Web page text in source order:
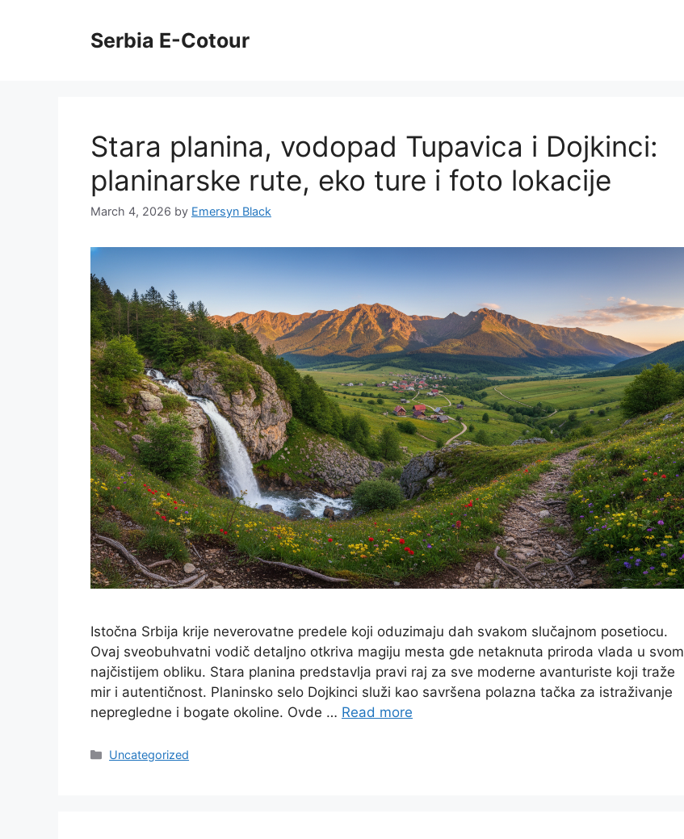
Serbia E-Cotour
Stara planina, vodopad Tupavica i Dojkinci:
planinarske rute, eko ture i foto lokacije
March 4, 2026 by Emersyn Black
Istočna Srbija krije neverovatne predele koji oduzimaju dah svakom slučajnom posetiocu.
Ovaj sveobuhvatni vodič detaljno otkriva magiju mesta gde netaknuta priroda vlada u svom
najčistijem obliku. Stara planina predstavlja pravi raj za sve moderne avanturiste koji traže
mir i autentičnost. Planinsko selo Dojkinci služi kao savršena polazna tačka za istraživanje
nepregledne i bogate okoline. Ovde … Read more
Categories
Uncategorized